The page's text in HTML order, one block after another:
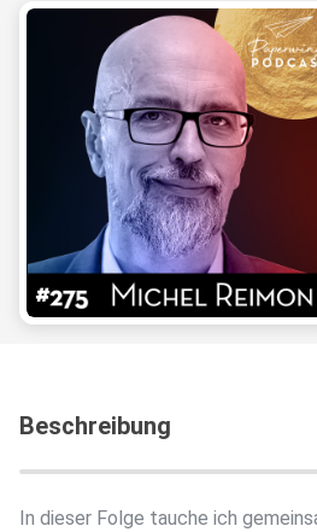
Beschreibung
In dieser Folge tauche ich